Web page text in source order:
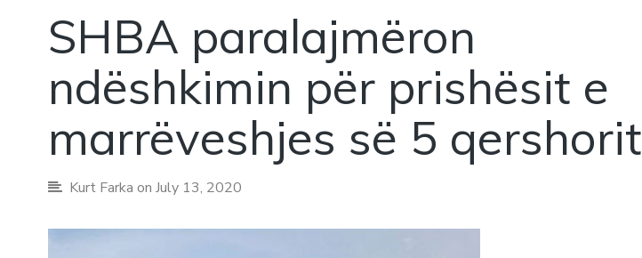
SHBA paralajmëron
ndëshkimin për prishësit e
marrëveshjes së 5 qershorit
Kurt Farka on July 13, 2020